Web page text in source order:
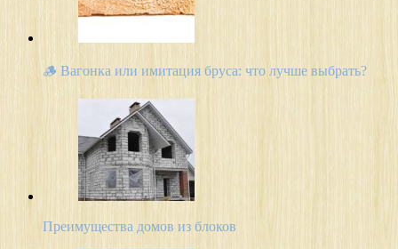
🪵 Вагонка или имитация бруса: что лучше выбрать?
Преимущества домов из блоков